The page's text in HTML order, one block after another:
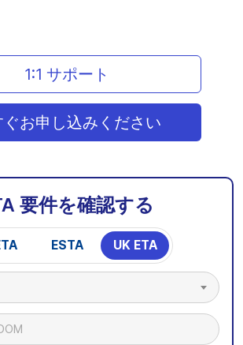
1:1 サポート
ぐお申し込みください
要件を確認する
ESTA UK ETA